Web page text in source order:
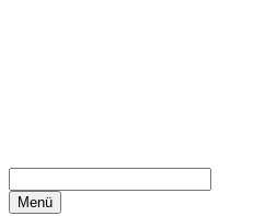
Menü